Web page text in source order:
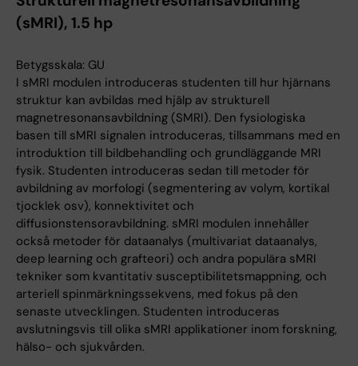
(sMRI), 1.5 hp
Betygsskala: GU
I sMRI modulen introduceras studenten till hur hjärnans
struktur kan avbildas med hjälp av strukturell
magnetresonansavbildning (SMRI). Den fysiologiska
basen till sMRI signalen introduceras, tillsammans med en
introduktion till bildbehandling och grundläggande MRI
fysik. Studenten introduceras sedan till metoder för
avbildning av morfologi (segmentering av volym, kortikal
tjocklek osv), konnektivitet och
diffusionstensoravbildning. sMRI modulen innehåller
också metoder för dataanalys (multivariat dataanalys,
deep learning och grafteori) och andra populära sMRI
tekniker som kvantitativ susceptibilitetsmappning, och
arteriell spinmärkningssekvens, med fokus på den
senaste utvecklingen. Studenten introduceras
avslutningsvis till olika sMRI applikationer inom forskning,
hälso- och sjukvården.